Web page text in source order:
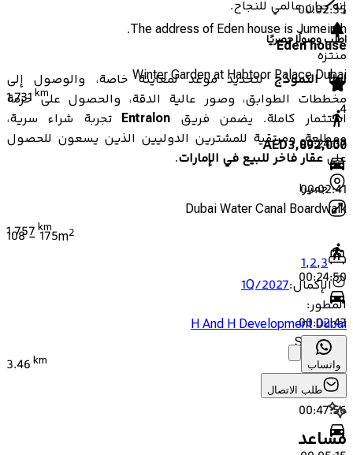
إنه بيان عالمي للنجاح.
اطلب وصولًا حصريًا
املأ النموذجلتحديد موعد لمعاينة خاصة، والوصول إلى
مخططات الطوابق، وصور عالية الدقة، والحصول على حزمة
استثمار كاملة. يضمن فريق Entralon تجربة شراء سرية،
ومطلعة، ومرتقية للمشترين الدوليين الذين يسعون للحصول
على عقار فاخر للبيع في الإمارات.
00:02:35
منتزه
Winter Garden at Habtoor Palace Dubai
1.731 km
00:24:37
00:02:41
Dubai Water Canal Boardwalk
1.757km
00:24:50
00:02:43
Safa Park
3.46 km
00:47:56
The address of Eden house is Jumeirah.
Eden house
4
AED3,892,000
جميرا
108- 175m2
1,2,3
الإكمال:
1Q/2027
المطور:
H And H Development Dubai
واتساب
طلب الاتصال
مساعد